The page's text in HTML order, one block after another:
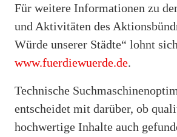
Für weitere Informationen zu
und Aktivitäten des
Würde unserer Städte“ lohnt
www.fuerdiewuerde.de.
Technische
entscheidet mit darüber, ob
hochwertige Inhalte auch